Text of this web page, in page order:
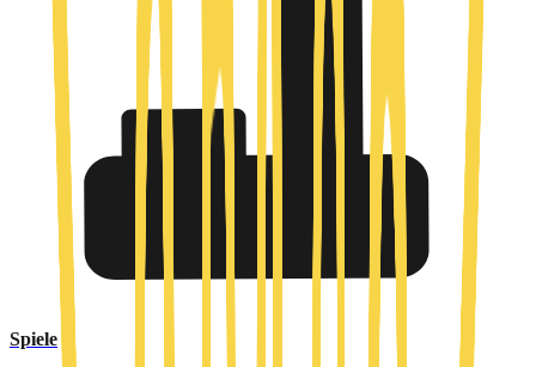
Spiele